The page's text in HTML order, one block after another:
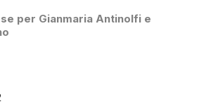
per Gianmaria Antinolfi e